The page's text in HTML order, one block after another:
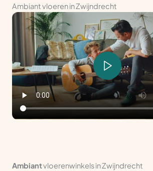
Ambiant vloeren in Zwijndrecht
Ambiantvloerenwinkels in Zwijndrecht